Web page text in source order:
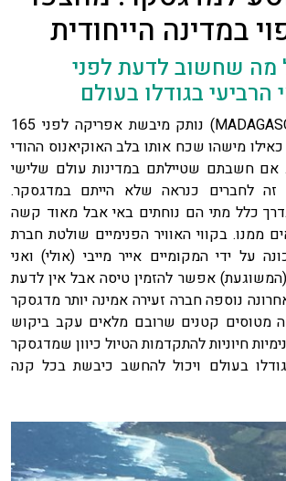
במדינה הייחודית
מה שחשוב לדעת לפני
הרביעי בגודלו בעולם
האי מדגסקר (MADAGASCAR) נותק מיבשת אפריקה לפני 165
כאילו מישהו שכח אותו בלב האוקיאנוס ההודי
אם חשבתם שטיילתם במדינות עולם שלישי
לחברים כנראה שלא הייתם במדגסקר.
כלל מתי הם נוחתים באי אבל מאוד קשה
ממנו. בקווי האוויר הפנימיים שולטת חברת
על ידי המקומיים אייר מייבי (אולי) ואני
אפשר להזמין טיסה אבל אין לדעת
נוספה חברה זעירה אמינה יותר מדגסקר
מטוסים קטנים שרובם מלאים עקב ביקוש
חיוניות להתקדמות הטיול כיוון שמדגסקר
בעולם ויכול להחשב כיבשת בכל קנה